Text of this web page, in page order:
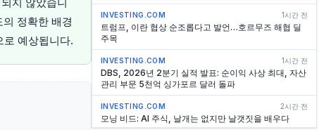
정확한 배경
예상됩니다.
INVESTING.COM 1시간 전
트럼프, 이란 협상 순조롭다고 발언…호르무즈 해협 딜
주목
INVESTING.COM 1시간 전
DBS, 2026년 2분기 실적 발표: 순이익 사상 최대, 자산
관리 부문 5천억 싱가포르 달러 돌파
INVESTING.COM 2시간 전
모닝 비드: AI 주식, 날개는 없지만 날갯짓을 배우다